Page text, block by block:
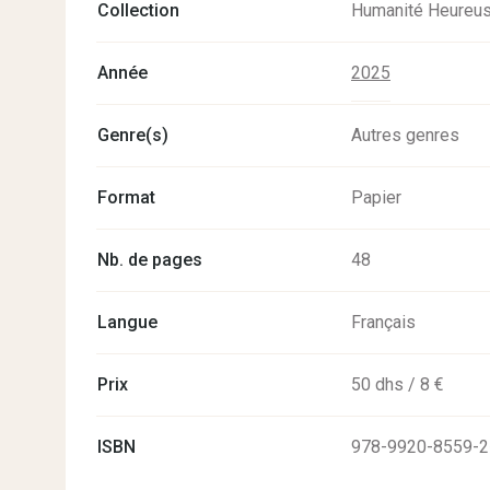
Collection Humanité
Année 2025
Genre(s) Autres genres
Format Papier
Nb. de pages 48
Langue Français
Prix 50 dhs / 8 €
ISBN 978-9920-8559-